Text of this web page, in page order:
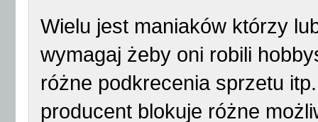
Wielu jest maniaków którzy
wymagaj żeby oni robili
różne podkrecenia sprzetu
producent blokuje różne